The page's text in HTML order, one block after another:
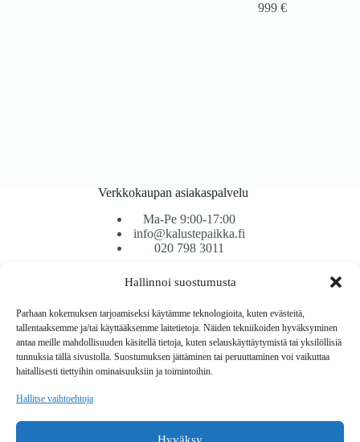
Hallinnoi suostumusta
Parhaan kokemuksen tarjoamiseksi käytämme teknologioita, kuten evästeitä,
tallentaaksemme ja/tai käyttääksemme laitetietoja. Näiden tekniikoiden hyväksyminen
antaa meille mahdollisuuden käsitellä tietoja, kuten selauskäyttäytymistä tai yksilöllisiä
tunnuksia tällä sivustolla. Suostumuksen jättäminen tai peruuttaminen voi vaikuttaa
haitallisesti tiettyihin ominaisuuksiin ja toimintoihin.
Hallitse vaihtoehtoja
Hyväksy
999€
Verkkokaupan asiakaspalvelu
Ma-Pe 9:00-17:00
info@kalustepaikka.fi
020 798 3011
Tavarantoimitus / Maksutavat
Toimitustavat
Maksutavat
Vaihto ja palautus
Reklamaatiot